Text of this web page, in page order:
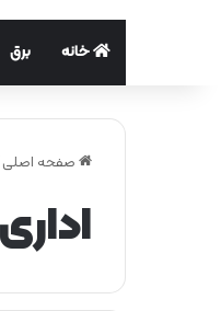
خانه برق
صفحه اصلی
اداری